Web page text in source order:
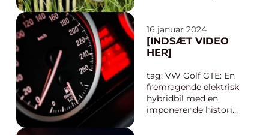
rummelig bil. Denne
artikel giver dig en
dybdegående
Touran brugt og
vigtige ting, du skal
vide, hvis du er
interessere...
16 januar 2024
[INDSÆT VIDEO
HER]
tag: VW Golf GTE: En
fremragende elektrisk
hybridbil med en
imponerende historie